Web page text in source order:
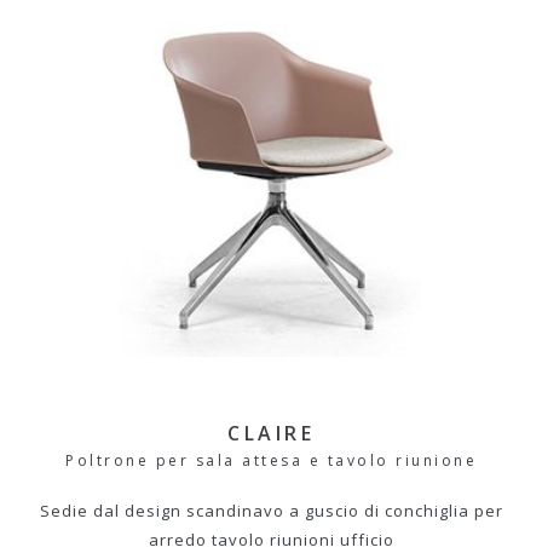
CLAIRE
Poltrone per sala attesa e tavolo riunione
Sedie dal design scandinavo a guscio di conchiglia per
arredo tavolo riunioni ufficio